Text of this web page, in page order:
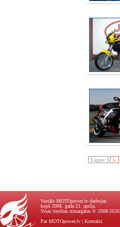
Lapas: |«
Vortāls MOTOpower.lv darbojas
kopš 2008. gada 21. aprīļa.
Visas tiesības aizsargātas © 2008-2026.
Par MOTOpower.lv | Kontakti